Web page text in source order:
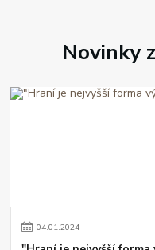
Novinky
04.01.2024